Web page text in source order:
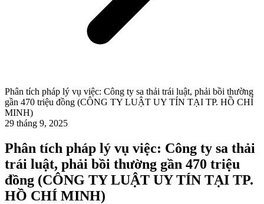
Phân tích pháp lý vụ việc: Công ty sa thải trái luật, phải bồi thường
gần 470 triệu đồng (CÔNG TY LUẬT UY TÍN TẠI TP. HỒ CHÍ
MINH)
29 tháng 9, 2025
Phân tích pháp lý vụ việc: Công ty sa thải
trái luật, phải bồi thường gần 470 triệu
đồng (CÔNG TY LUẬT UY TÍN TẠI TP.
HỒ CHÍ MINH)